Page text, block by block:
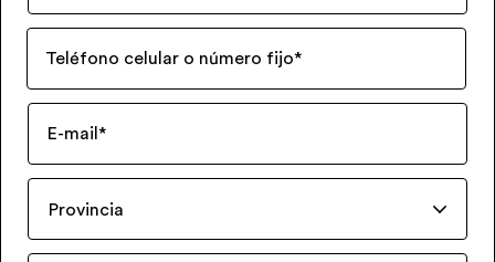
Teléfono celular o número fijo*
E-mail *
Provincia